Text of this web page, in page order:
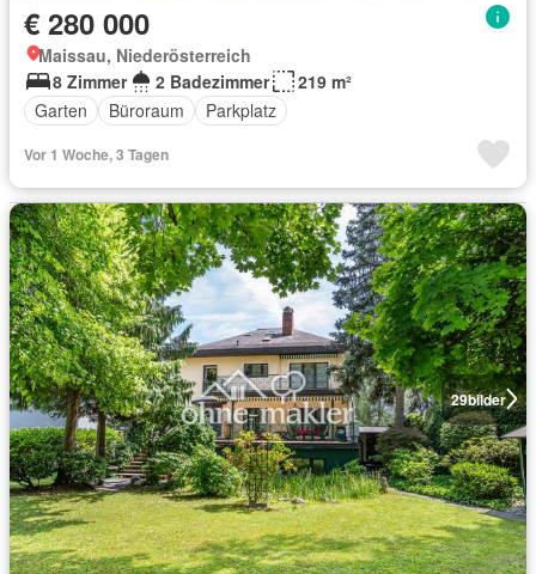
€ 280 000
Maissau, Niederösterreich
8 Zimmer
2 Badezimmer
219 m²
Garten
Büroraum Parkplatz
Vor 1 Woche, 3 Tagen
29bilder